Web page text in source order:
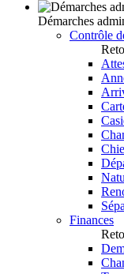
Démarches
Contrôle
Finances